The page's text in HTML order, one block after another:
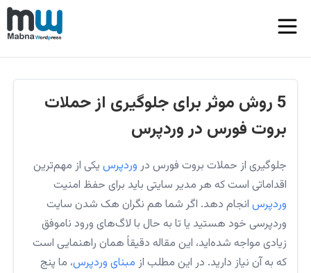
5 روش موثر برای جلوگیری از حملات
بروت فورس در وردپرس
جلوگیری از حملات بروت فورس در وردپرس یکی از مهم‌ترین
اقداماتی است که هر مدیر سایتی باید برای حفظ امنیت
وردپرس انجام دهد. اگر شما هم نگران هک شدن سایت
وردپرسی خود هستید یا تا به حال با لاگ‌های ورود ناموفق
زیادی مواجه شده‌اید، این مقاله دقیقاً همان راهنمایی است
که به آن نیاز دارید. در این مطلب از مبنای وردپرس، ما پنج